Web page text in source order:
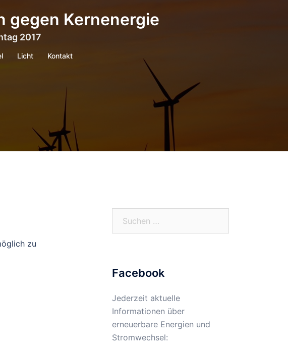
gegen Kernenergie
2017
Licht Kontakt
zu
Facebook
Jederzeit aktuelle
Informationen über
erneuerbare Energien und
Stromwechsel: